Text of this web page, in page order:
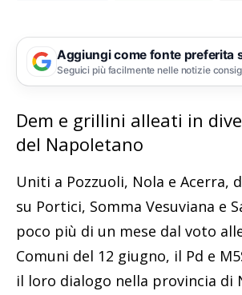
Aggiungi come fonte preferita
Seguici più facilmente nelle notizie
Dem e grillini alleati in
del Napoletano
Uniti a Pozzuoli, Nola e Acerra,
su Portici, Somma Vesuviana e
poco più di un mese dal voto
Comuni del 12 giugno, il Pd e
il loro dialogo nella provincia di